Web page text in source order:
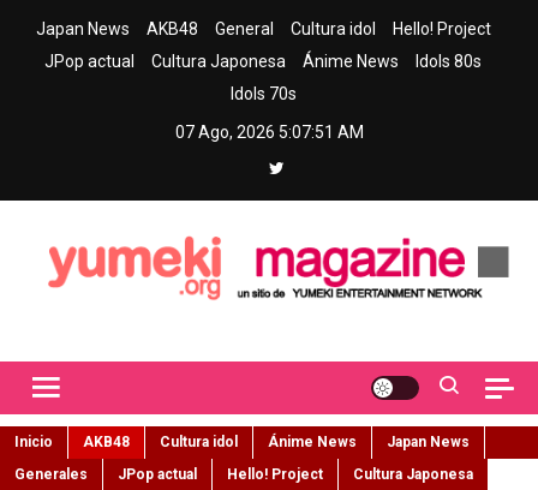
Japan News AKB48 General Cultura idol
Hello! Project
JPop actual
Cultura Japonesa Ánime News
Idols 80s
Idols 70s
07 Ago, 2026 5:07:53 AM
Inicio AKB48 Cultura idol Ánime News
Japan News
Generales
JPop actual Hello! Project
Cultura Japonesa